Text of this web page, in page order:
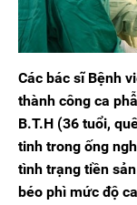
Các bác sĩ Bệnh
thành công ca
B.T.H (36 tuổi,
tinh trong ống
tình trạng tiền
béo phì mức độ